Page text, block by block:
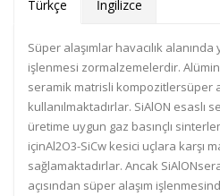
Türkçe İngilizce
Süper alaşımlar havacılık
işlenmesi zormalzemelerdir.
seramik matrisli kompozitlersüper
kullanılmaktadırlar. SiAlON esaslı
üretime uygun gaz basınçlı
içinAl2O3-SiCw kesici uçlara karşı
sağlamaktadırlar. Ancak
açısından süper alaşım